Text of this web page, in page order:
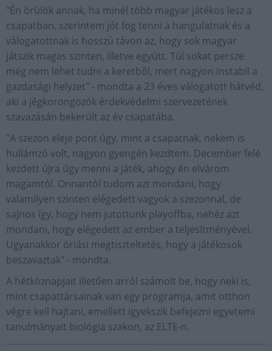
"Én örülök annak, ha minél több magyar játékos lesz a
csapatban, szerintem jót fog tenni a hangulatnak és a
válogatottnak is hosszú távon az, hogy sok magyar
játszik magas szinten, illetve együtt. Túl sokat persze
még nem lehet tudni a keretből, mert nagyon instabil a
gazdasági helyzet" - mondta a 23 éves válogatott hátvéd,
aki a jégkorongozók érdekvédelmi szervezetének
szavazásán bekerült az év csapatába.
"A szezon eleje pont úgy, mint a csapatnak, nekem is
hullámzó volt, nagyon gyengén kezdtem. December felé
kezdett újra úgy menni a játék, ahogy én elvárom
magamtól. Onnantól tudom azt mondani, hogy
valamilyen szinten elégedett vagyok a szezonnal, de
sajnos így, hogy nem jutottunk playoffba, nehéz azt
mondani, hogy elégedett az ember a teljesítményével.
Ugyanakkor óriási megtiszteltetés, hogy a játékosok
beszavaztak" - mondta.
A hétköznapjait illetően arról számolt be, hogy neki is,
mint csapattársainak van egy programja, amit otthon
végre kell hajtani, emellett igyekszik befejezni egyetemi
tanulmányait biológia szakon, az ELTE-n.